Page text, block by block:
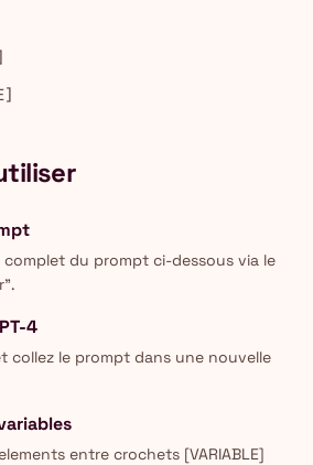
complet du prompt ci-dessous via le
4
collez le prompt dans une nouvelle
entre crochets [VARIABLE]